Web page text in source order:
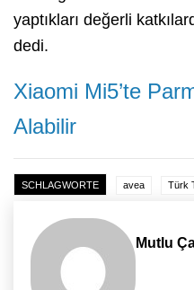
yaptıkları değerli
dedi.
Xiaomi Mi5’te
Alabilir
SCHLAGWORTE avea Türk
Mutlu